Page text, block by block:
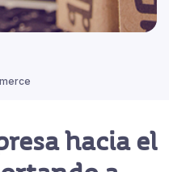
hacia el